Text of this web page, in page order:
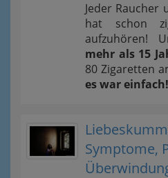
Jeder Raucher
hat schon
aufzuhören!
mehr als 15
80 Zigaretten
es war einfach!
Symptome,